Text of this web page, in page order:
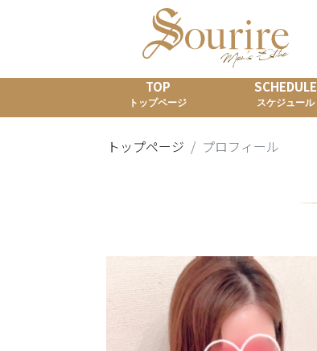
TOP
トップページ
SCHEDULE
スケジュール
トップページ プロフィール